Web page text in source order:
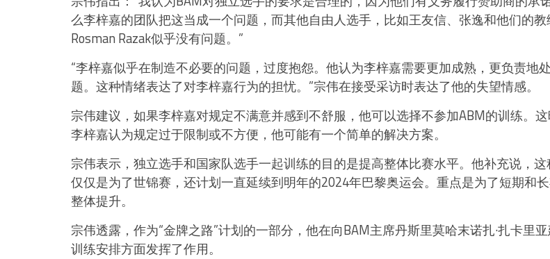
么李梓嘉的团队把这当成一个问题，而其他自由人选手，比如王友信、张逸和他们的
Rosman Razak似乎没有问题。”
“李梓嘉似乎在制造不必要的问题，过度抱怨。他认为李梓嘉需要更加成熟，更负责地
题。这种情绪表达了对李梓嘉行为的担忧。”宗伟在接受采访时表达了他的失望情感。
宗伟建议，如果李梓嘉对规定不满意并感到不舒服，他可以选择不参加ABM的训练。
李梓嘉认为规定过于限制或不方便，他可能有一个简单的解决方案。
宗伟表示，独立选手和国家队选手一起训练的目的是提高整体比赛水平。他补充说，
仅仅是为了世锦赛，还计划一直延续到明年的2024年巴黎奥运会。重点是为了短期和
整体提升。
宗伟透露，作为“金牌之路”计划的一部分，他在向BAM主席丹斯里莫哈末诺扎·扎卡里
训练安排方面发挥了作用。